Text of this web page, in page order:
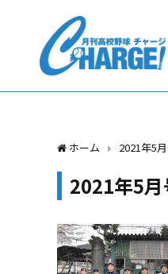
ホーム 2021年5
2021年5